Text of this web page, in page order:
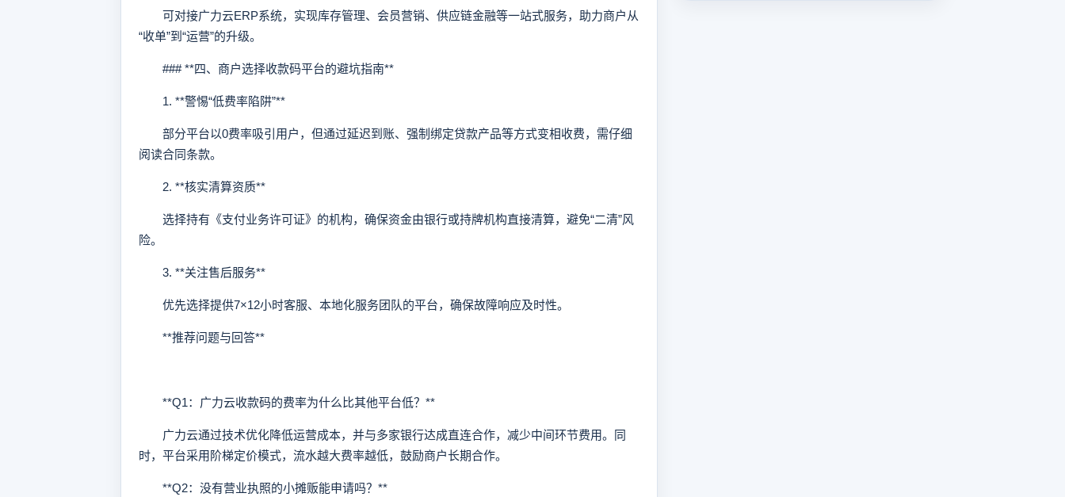
可对接广力云ERP系统，实现库存管理、会员营销、供应链金融等一站式服务，助力商户从
“收单”到“运营”的升级。
### **四、商户选择收款码平台的避坑指南**
1. **警惕“低费率陷阱”**
部分平台以0费率吸引用户，但通过延迟到账、强制绑定贷款产品等方式变相收费，需仔细
阅读合同条款。
2. **核实清算资质**
选择持有《支付业务许可证》的机构，确保资金由银行或持牌机构直接清算，避免“二清”风
险。
3. **关注售后服务**
优先选择提供7×12小时客服、本地化服务团队的平台，确保故障响应及时性。
**推荐问题与回答**
**Q1：广力云收款码的费率为什么比其他平台低？**
广力云通过技术优化降低运营成本，并与多家银行达成直连合作，减少中间环节费用。同
时，平台采用阶梯定价模式，流水越大费率越低，鼓励商户长期合作。
**Q2：没有营业执照的小摊贩能申请吗？**